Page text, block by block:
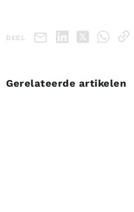
DEEL
Gerelateerde artikelen